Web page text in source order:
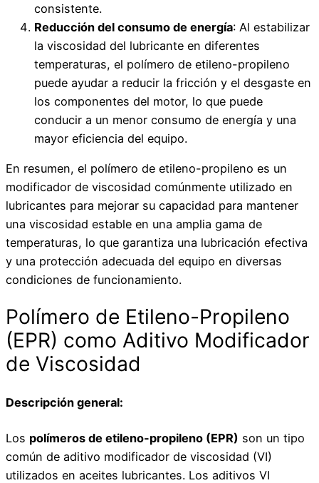
consistente.
Reducción del consumo de energía: Al estabilizar
la viscosidad del lubricante en diferentes
temperaturas, el polímero de etileno-propileno
puede ayudar a reducir la fricción y el desgaste en
los componentes del motor, lo que puede
conducir a un menor consumo de energía y una
mayor eficiencia del equipo.
En resumen, el polímero de etileno-propileno es un
modificador de viscosidad comúnmente utilizado en
lubricantes para mejorar su capacidad para mantener
una viscosidad estable en una amplia gama de
temperaturas, lo que garantiza una lubricación efectiva
y una protección adecuada del equipo en diversas
condiciones de funcionamiento.
Polímero de Etileno-Propileno
(EPR) como Aditivo Modificador
de Viscosidad
Descripción general:
Los polímeros de etileno-propileno (EPR) son un tipo
común de aditivo modificador de viscosidad (VI)
utilizados en aceites lubricantes. Los aditivos VI